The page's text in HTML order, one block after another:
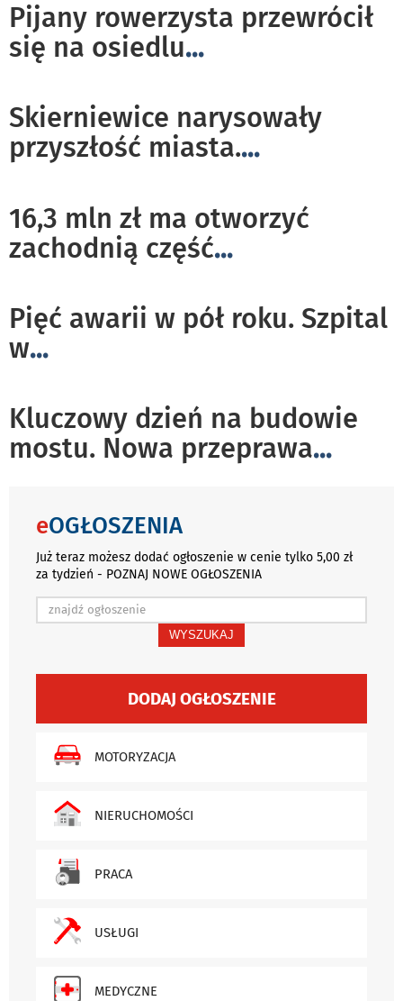
Pijany rowerzysta przewrócił
się na osiedlu...
Skierniewice narysowały
przyszłość miasta....
16,3 mln zł ma otworzyć
zachodnią część...
Pięć awarii w pół roku. Szpital
w...
Kluczowy dzień na budowie
mostu. Nowa przeprawa...
eOGŁOSZENIA
Już teraz możesz dodać ogłoszenie w cenie tylko 5,00 zł
za tydzień - POZNAJ NOWE OGŁOSZENIA
WYSZUKAJ
DODAJ OGŁOSZENIE
MOTORYZACJA
NIERUCHOMOŚCI
PRACA
USŁUGI
MEDYCZNE